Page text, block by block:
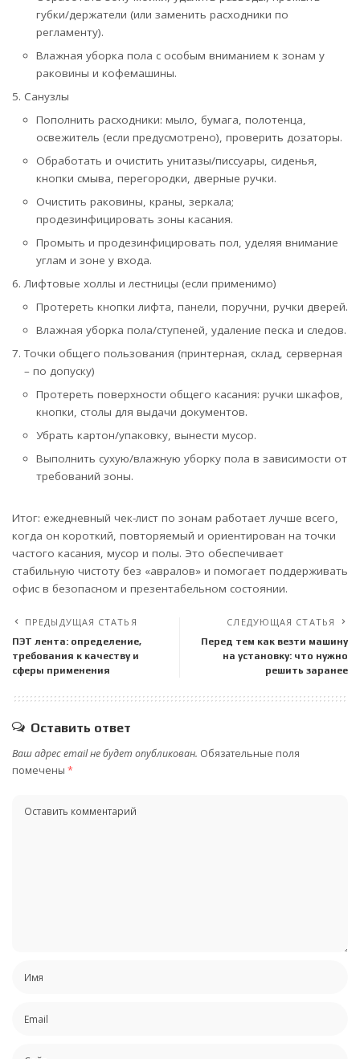
губки/держатели (или заменить расходники по
регламенту).
Влажная уборка пола с особым вниманием к зонам у
раковины и кофемашины.
Санузлы
Пополнить расходники: мыло, бумага, полотенца,
освежитель (если предусмотрено), проверить дозаторы.
Обработать и очистить унитазы/писсуары, сиденья,
кнопки смыва, перегородки, дверные ручки.
Очистить раковины, краны, зеркала;
продезинфицировать зоны касания.
Промыть и продезинфицировать пол, уделяя внимание
углам и зоне у входа.
Лифтовые холлы и лестницы (если применимо)
Протереть кнопки лифта, панели, поручни, ручки дверей.
Влажная уборка пола/ступеней, удаление песка и следов.
Точки общего пользования (принтерная, склад, серверная
– по допуску)
Протереть поверхности общего касания: ручки шкафов,
кнопки, столы для выдачи документов.
Убрать картон/упаковку, вынести мусор.
Выполнить сухую/влажную уборку пола в зависимости от
требований зоны.
Итог: ежедневный чек-лист по зонам работает лучше всего,
когда он короткий, повторяемый и ориентирован на точки
частого касания, мусор и полы. Это обеспечивает
стабильную чистоту без «авралов» и помогает поддерживать
офис в безопасном и презентабельном состоянии.
ПРЕДЫДУЩАЯ СТАТЬЯ
ПЭТ лента: определение,
требования к качеству и
сферы применения
СЛЕДУЮЩАЯ СТАТЬЯ
Перед тем как везти машину
на установку: что нужно
решить заранее
Оставить ответ
Ваш адрес email не будет опубликован. Обязательные поля
помечены *